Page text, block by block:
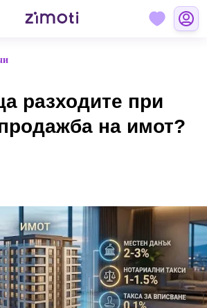
разходите при
на имот?